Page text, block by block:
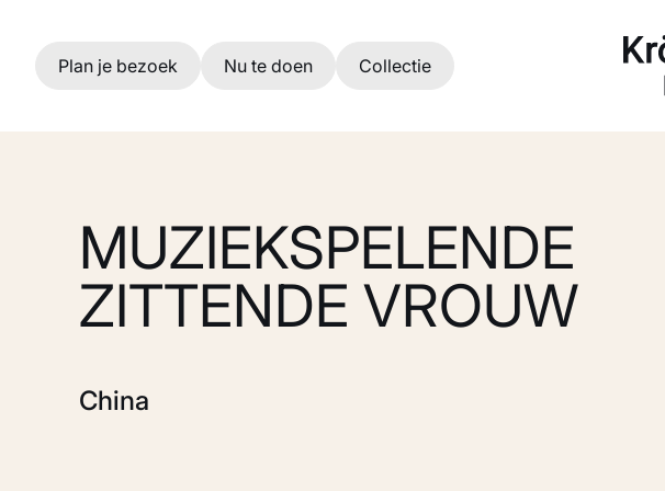
Ga naar hoofdinhoud
Plan je bezoek Nu te doen Collectie
MUZIEKSPELENDE
ZITTENDE VROUW
China